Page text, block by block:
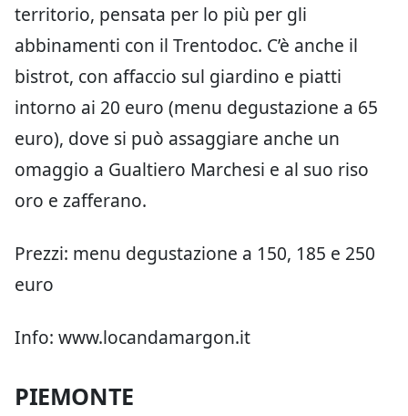
territorio, pensata per lo più per gli
abbinamenti con il Trentodoc. C’è anche il
bistrot, con affaccio sul giardino e piatti
intorno ai 20 euro (menu degustazione a 65
euro), dove si può assaggiare anche un
omaggio a Gualtiero Marchesi e al suo riso
oro e zafferano.
Prezzi: menu degustazione a 150, 185 e 250
euro
Info: www.locandamargon.it
PIEMONTE